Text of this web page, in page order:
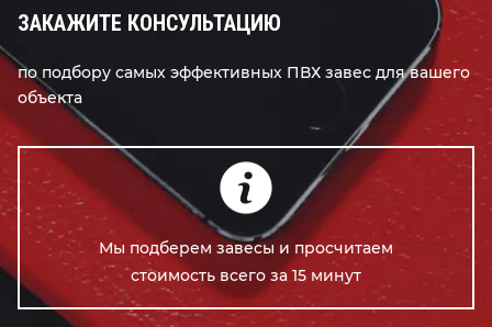
ЗАКАЖИТЕ КОНСУЛЬТАЦИЮ
по подбору самых эффективных ПВХ завес для вашего
объекта
Мы подберем завесы и просчитаем
стоимость всего за 15 минут